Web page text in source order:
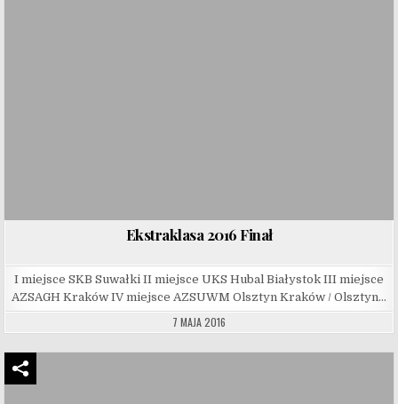
Ekstraklasa 2016 Finał
I miejsce SKB Suwałki II miejsce UKS Hubal Białystok III miejsce
AZSAGH Kraków IV miejsce AZSUWM Olsztyn Kraków / Olsztyn…
7 MAJA 2016